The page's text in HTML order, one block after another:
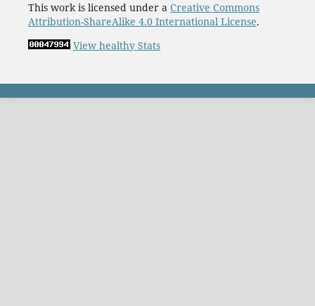
This work is licensed under a Creative Commons
Attribution-ShareAlike 4.0 International License.
View healthy Stats